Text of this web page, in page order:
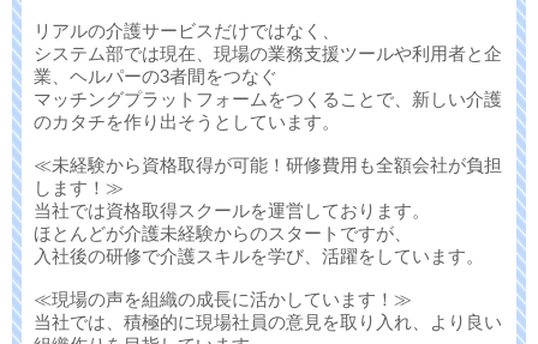
リアルの介護サービスだけではなく、
システム部では現在、現場の業務支援ツールや利用者と企
業、ヘルパーの3者間をつなぐ
マッチングプラットフォームをつくることで、新しい介護
のカタチを作り出そうとしています。
≪未経験から資格取得が可能！研修費用も全額会社が負担
します！≫
当社では資格取得スクールを運営しております。
ほとんどが介護未経験からのスタートですが、
入社後の研修で介護スキルを学び、活躍をしています。
≪現場の声を組織の成長に活かしています！≫
当社では、積極的に現場社員の意見を取り入れ、より良い